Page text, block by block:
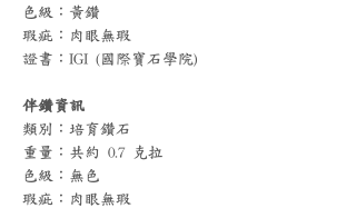
色級：黃鑽
瑕疵：肉眼無瑕
證書：IGI (國際寶石學院)
伴鑽資訊
類別：培育鑽石
重量：共約 0.7 克拉
色級：無色
瑕疵：肉眼無瑕